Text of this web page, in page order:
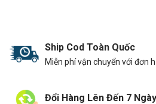
Ship Cod Toàn Quốc
Miễn phí vận chuyển với đơn
Đổi Hàng Lên Đến 7 Ngày